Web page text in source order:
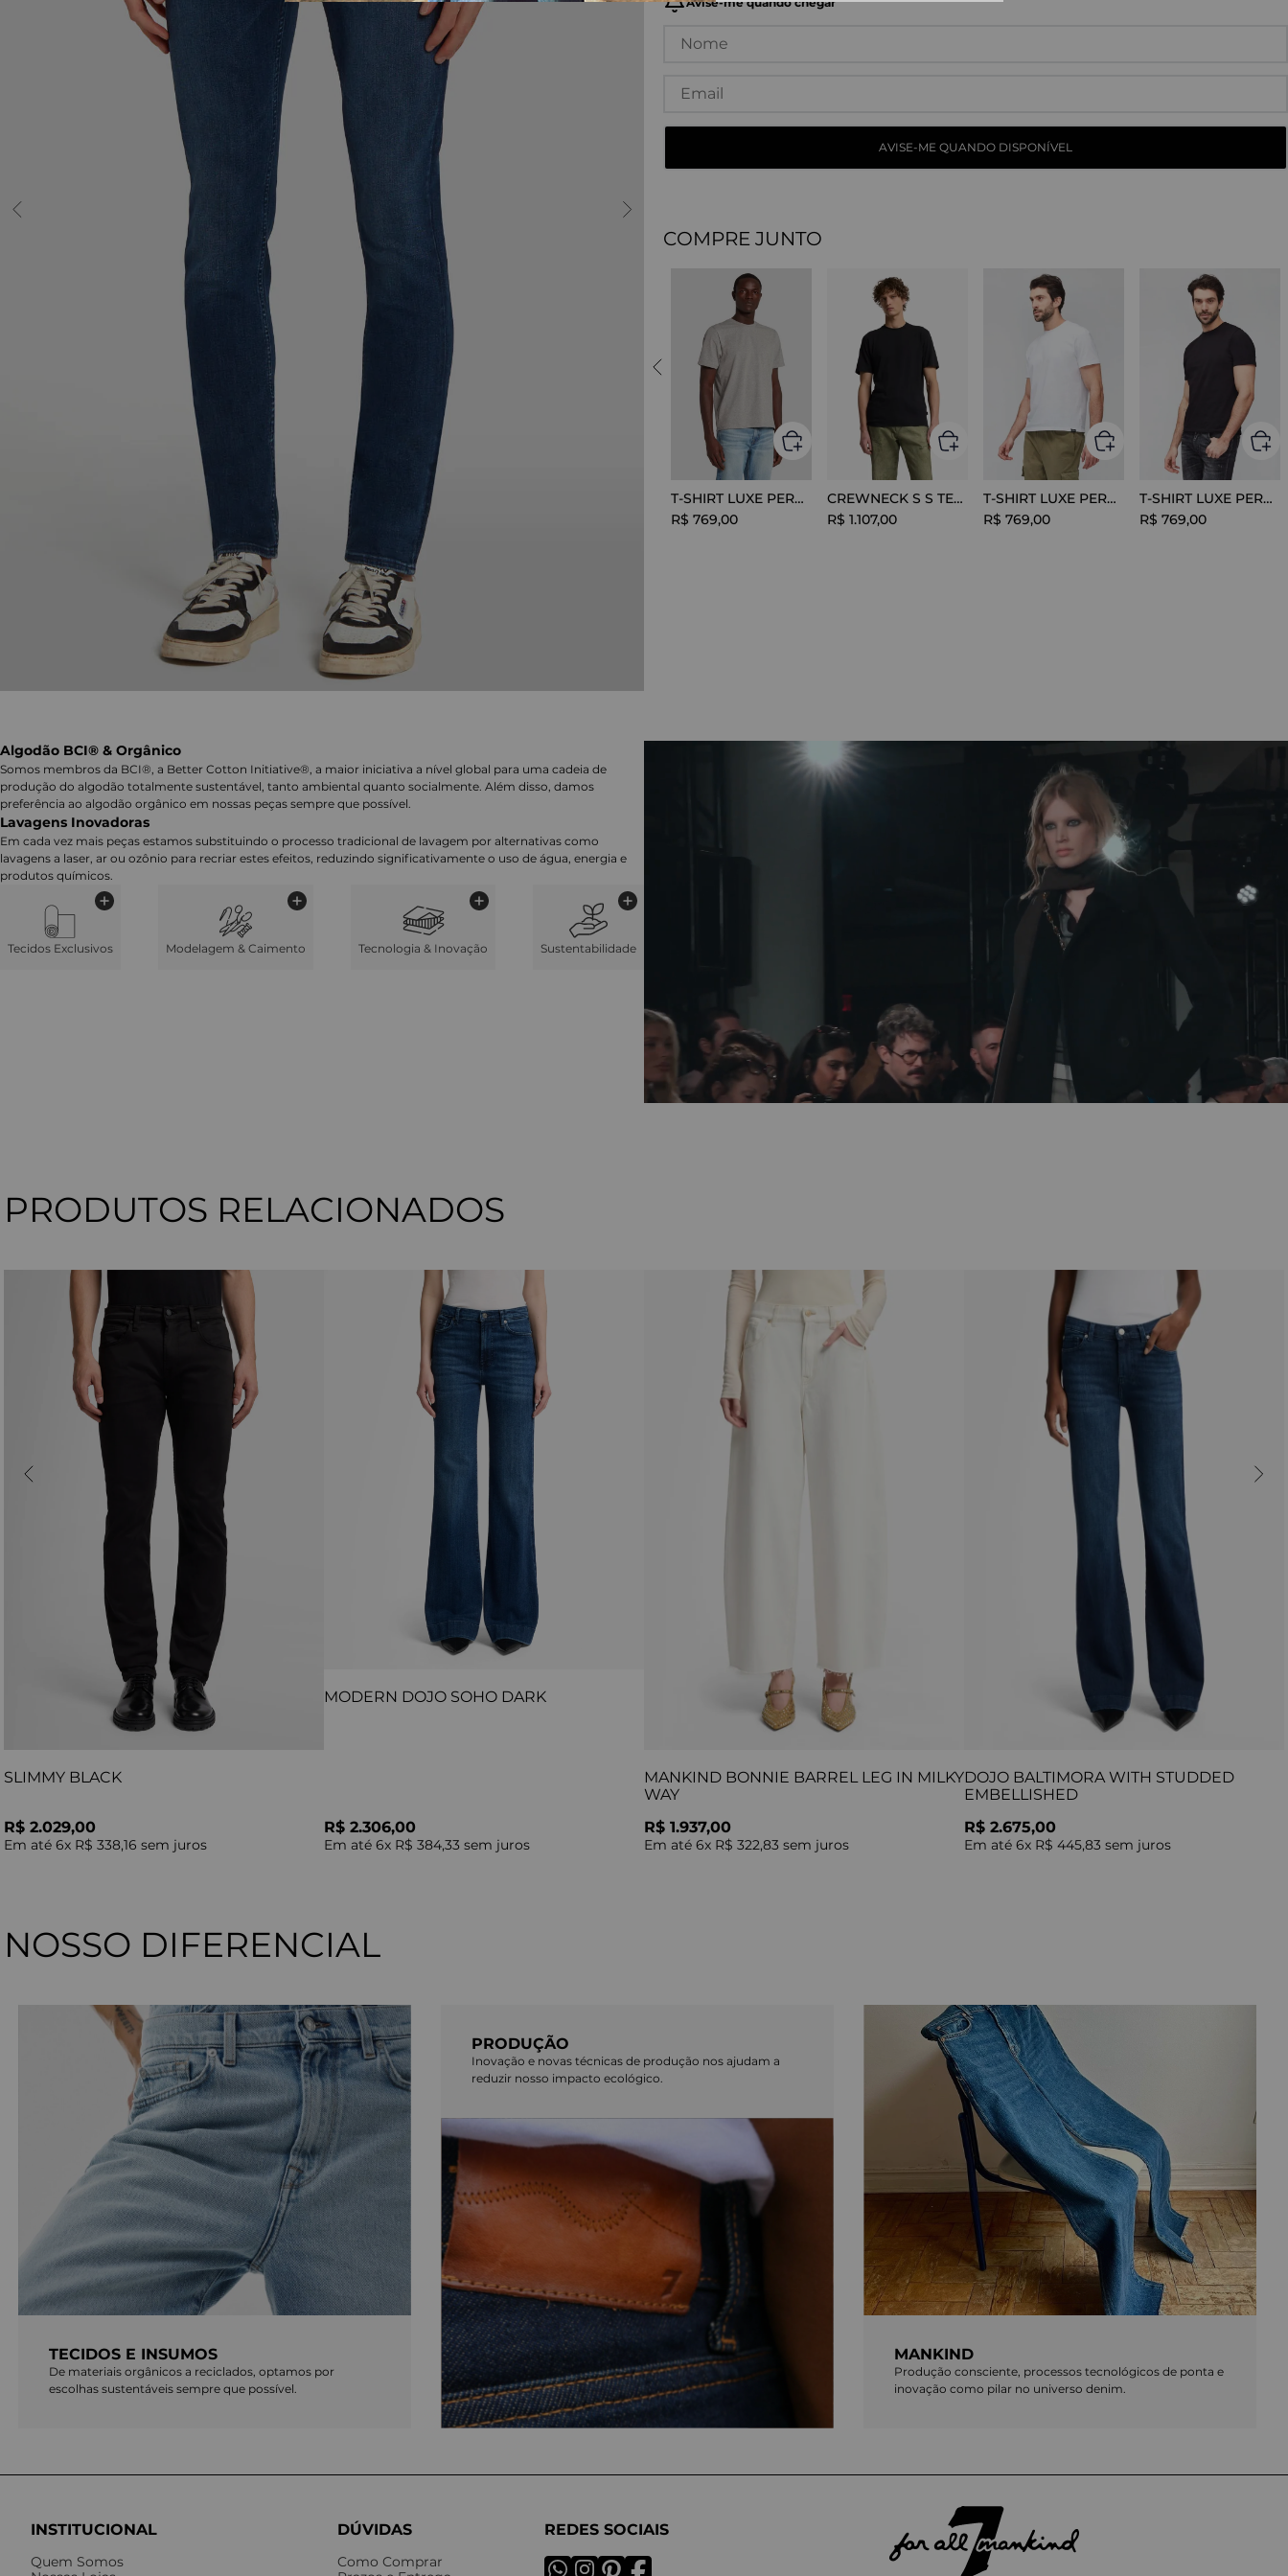
COMPRE JUNTO
T-SHIRT LUXE PERFOR GREY MELANGE
R$ 769,00
CREWNECK S S TEE COTTON BLACK
R$ 1.107,00
T-SHIRT LUXE PERFORMANCE WHITE
R$ 769,00
T-SHIRT LUXE PERFORMANCE BLACK
R$ 769,00
Algodão BCI® & Orgânico
Somos membros da BCI®, a Better Cotton Initiative®, a maior iniciativa a nível global para uma cadeia de
produção do algodão totalmente sustentável, tanto ambiental quanto socialmente. Além disso, damos
preferência ao algodão orgânico em nossas peças sempre que possível.
Lavagens Inovadoras
Em cada vez mais peças estamos substituindo o processo tradicional de lavagem por alternativas como
lavagens a laser, ar ou ozônio para recriar estes efeitos, reduzindo significativamente o uso de água, energia e
produtos químicos.
Tecidos Exclusivos Modelagem & Caimento Tecnologia & Inovação Sustentabilidade
PRODUTOS RELACIONADOS
SLIMMY BLACK
R$ 2.029,00
Em até 6x R$ 338,16 sem juros
MODERN DOJO SOHO DARK
R$ 2.306,00
Em até 6x R$ 384,33 sem juros
MANKIND BONNIE BARREL LEG IN MILKY
WAY
R$ 1.937,00
Em até 6x R$ 322,83 sem juros
DOJO BALTIMORA WITH STUDDED
EMBELLISHED
R$ 2.675,00
Em até 6x R$ 445,83 sem juros
NOSSO DIFERENCIAL
TECIDOS E INSUMOS
De materiais orgânicos a reciclados, optamos por
escolhas sustentáveis sempre que possível.
PRODUÇÃO
Inovação e novas técnicas de produção nos ajudam a
reduzir nosso impacto ecológico.
MANKIND
Produção consciente, processos tecnológicos de ponta e
inovação como pilar no universo denim.
INSTITUCIONAL
Quem Somos
DÚVIDAS
Como Comprar
REDES SOCIAIS